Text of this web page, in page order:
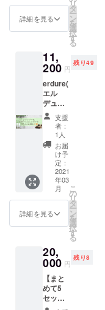
れた
ALTI(ア
高炭酸
スパ
シャン
プー&高
炭酸ス
パト
リート
メント
のセッ
トと、
絵本
「えん
とつ町
のプペ
ル」を
一冊お
届けし
※備考欄
本の届
け先を
委任す
るか、
ご自宅
にお届
リート
メント
のセッ
ト（1
ル×2）
純度の
高い水
で生成
され
る、炭
酸ガス
の極小
の泡(=
マイク
ロバブ
ル)がふ
くまれ
ALTI(ア
ルティ)
オリジ
シャン
プー&ト
リート
メント
のセッ
トです
詳細を見る
リ
タ
ー
ン
を
選
択
す
る
11,
200 円
残り49
erdure(
エル
デュー
ル)炭酸
スパ
シャン
プー＆
炭酸ス
パト
リート
メント
のセッ
ト
（300m
lボト
ル）＋
つ町の
プペル2
冊をお
届け
コース
純度の
支援
者：
1人
お届
け予
定：
2021
年03
月
詳細を見る
こ
の
リ
タ
ー
ン
を
選
択
す
る
20,
000 円
残り8
【まと
めて5
セッ
ト】